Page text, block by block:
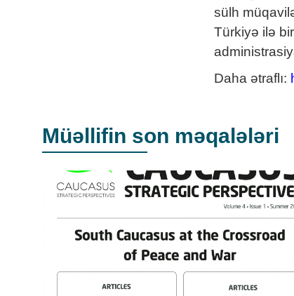
sülh
Türkiyə ilə
Daha ətraflı:
Müəllifin son məqalələri